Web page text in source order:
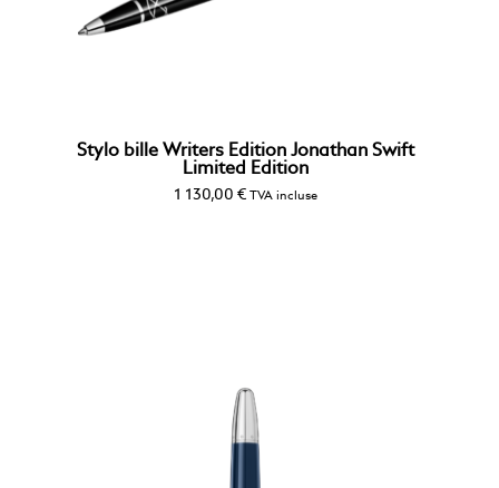
Stylo bille Writers Edition Jonathan Swift
Limited Edition
1 130,00 € TVA incluse